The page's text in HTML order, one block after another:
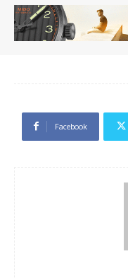
Facebook